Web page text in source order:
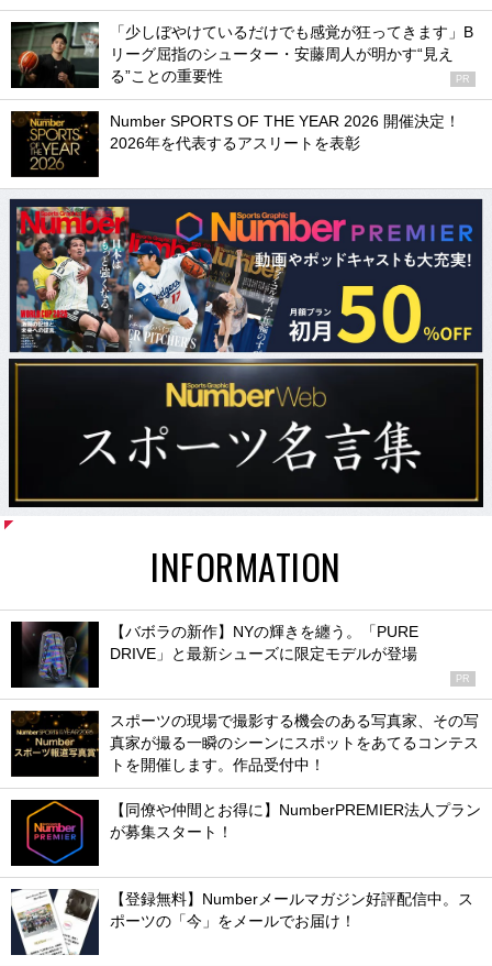
「少しぼやけているだけでも感覚が狂ってきます」B
リーグ屈指のシューター・安藤周人が明かす“見え
る”ことの重要性
PR
Number SPORTS OF THE YEAR 2026 開催決定！
2026年を代表するアスリートを表彰
INFORMATION
【バボラの新作】NYの輝きを纏う。「PURE
DRIVE」と最新シューズに限定モデルが登場
PR
スポーツの現場で撮影する機会のある写真家、その写
真家が撮る一瞬のシーンにスポットをあてるコンテス
トを開催します。作品受付中！
【同僚や仲間とお得に】NumberPREMIER法人プラン
が募集スタート！
【登録無料】Numberメールマガジン好評配信中。ス
ポーツの「今」をメールでお届け！